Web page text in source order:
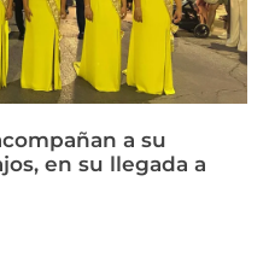
a su
en su llegada a